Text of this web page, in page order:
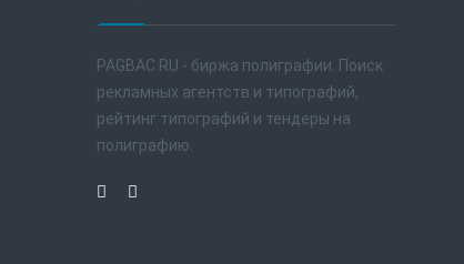
PAGBAC.RU - биржа полиграфии. Поиск
рекламных агентств и типографий,
рейтинг типографий и тендеры на
полиграфию.